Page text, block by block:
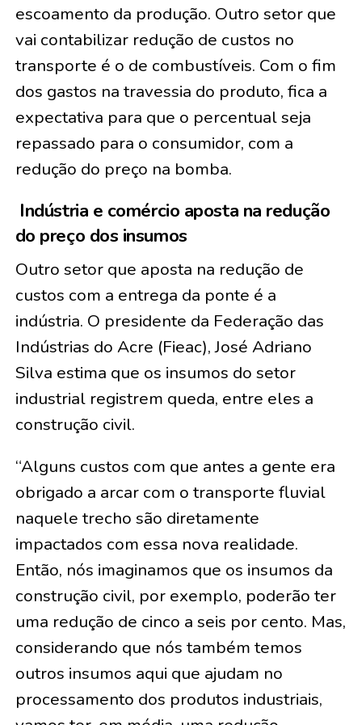
escoamento da produção. Outro setor que
vai contabilizar redução de custos no
transporte é o de combustíveis. Com o fim
dos gastos na travessia do produto, fica a
expectativa para que o percentual seja
repassado para o consumidor, com a
redução do preço na bomba.
Indústria e comércio aposta na redução
do preço dos insumos
Outro setor que aposta na redução de
custos com a entrega da ponte é a
indústria. O presidente da Federação das
Indústrias do Acre (Fieac), José Adriano
Silva estima que os insumos do setor
industrial registrem queda, entre eles a
construção civil.
“Alguns custos com que antes a gente era
obrigado a arcar com o transporte fluvial
naquele trecho são diretamente
impactados com essa nova realidade.
Então, nós imaginamos que os insumos da
construção civil, por exemplo, poderão ter
uma redução de cinco a seis por cento. Mas,
considerando que nós também temos
outros insumos aqui que ajudam no
processamento dos produtos industriais,